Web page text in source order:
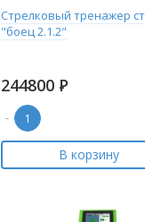
Стрелковый тренажер
"боец 2.1.2"
244800 Р
-
В корзину